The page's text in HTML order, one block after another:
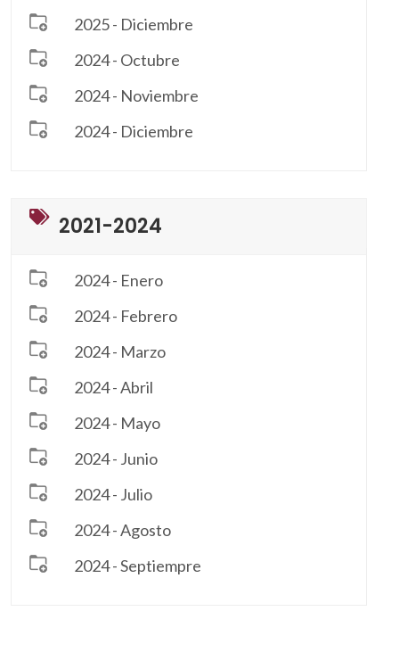
2025 - Diciembre
2024 - Octubre
2024 - Noviembre
2024 - Diciembre
2021-2024
2024 - Enero
2024 - Febrero
2024 - Marzo
2024 - Abril
2024 - Mayo
2024 - Junio
2024 - Julio
2024 - Agosto
2024 - Septiempre